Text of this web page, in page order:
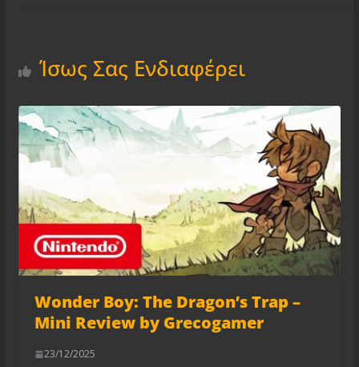
Ίσως Σας Ενδιαφέρει
Wonder Boy: The Dragon’s Trap –
Mini Review by Grecogamer
23/12/2025